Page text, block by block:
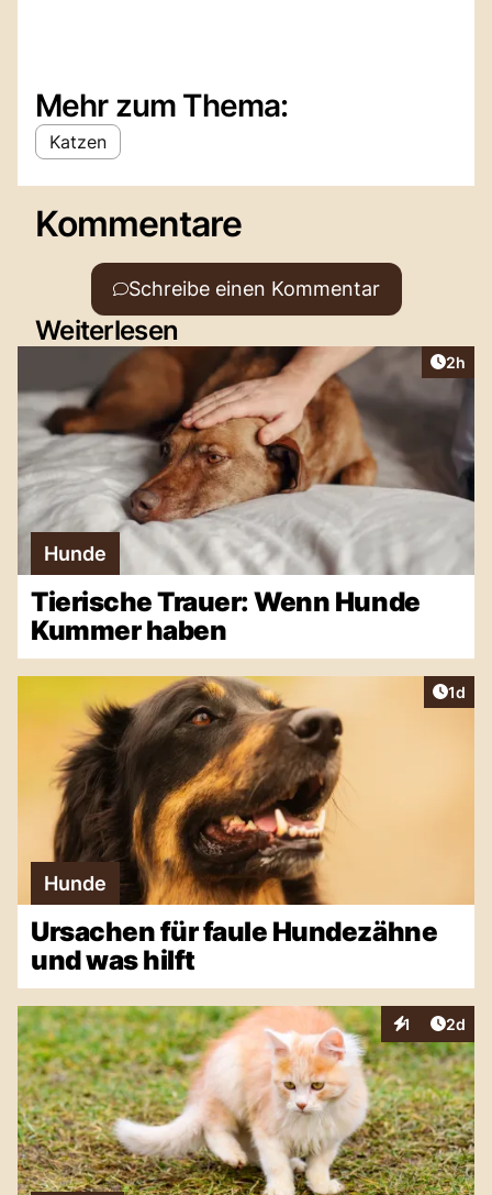
Mehr zum Thema:
Katzen
Kommentare
Schreibe einen Kommentar
Weiterlesen
2h
Hunde
Tierische Trauer: Wenn Hunde
Kummer haben
1d
Hunde
Ursachen für faule Hundezähne
und was hilft
1
Interaktionen
2d